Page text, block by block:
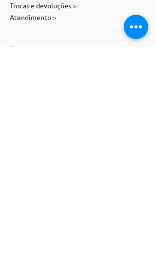
Trocas e devoluções >
Atendimento >
Contato